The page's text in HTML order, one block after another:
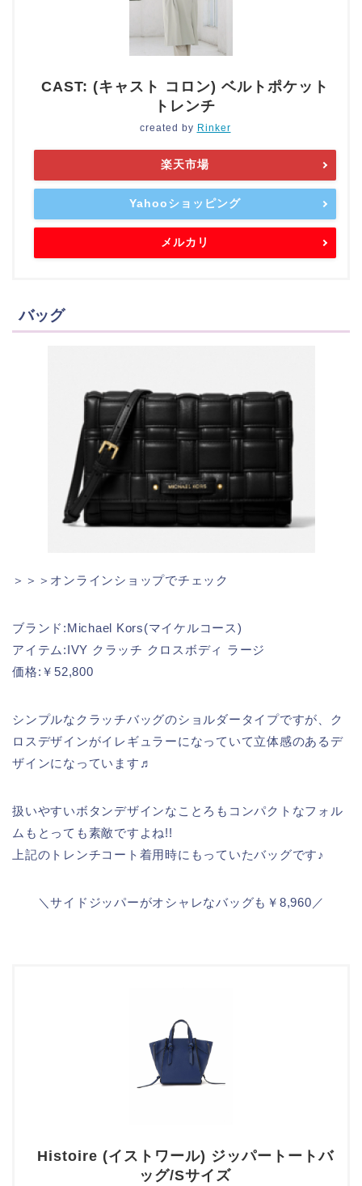
CAST: (キャスト コロン) ベルトポケット
トレンチ
created by Rinker
楽天市場
Yahooショッピング
メルカリ
バッグ
＞＞＞オンラインショップでチェック
ブランド:Michael Kors(マイケルコース)
アイテム:IVY クラッチ クロスボディ ラージ
価格:￥52,800
シンプルなクラッチバッグのショルダータイプですが、ク
ロスデザインがイレギュラーになっていて立体感のあるデ
ザインになっています♬
扱いやすいボタンデザインなことろもコンパクトなフォル
ムもとっても素敵ですよね!!
上記のトレンチコート着用時にもっていたバッグです♪
＼サイドジッパーがオシャレなバッグも￥8,960／
Histoire (イストワール) ジッパートートバ
ッグ/Sサイズ